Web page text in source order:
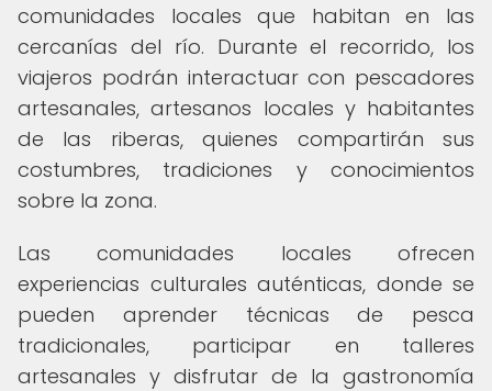
comunidades locales que habitan en las
cercanías del río. Durante el recorrido, los
viajeros podrán interactuar con pescadores
artesanales, artesanos locales y habitantes
de las riberas, quienes compartirán sus
costumbres, tradiciones y conocimientos
sobre la zona.
Las comunidades locales ofrecen
experiencias culturales auténticas, donde se
pueden aprender técnicas de pesca
tradicionales, participar en talleres
artesanales y disfrutar de la gastronomía